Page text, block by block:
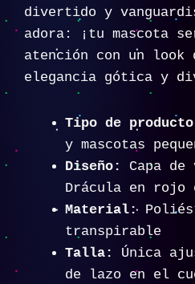
divertido y
adora: ¡tu mascota
atención con un look
elegancia gótica y
Tipo de
y mascotas
Diseño:
Capa
Drácula en rojo
Material:
transpirable
Talla:
Única
de lazo en el